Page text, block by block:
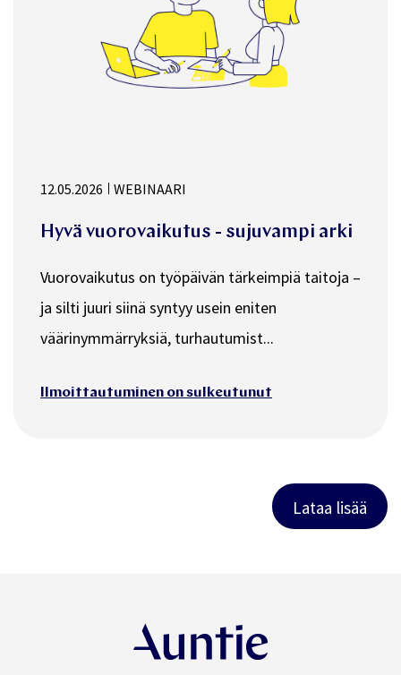
12.05.2026 WEBINAARI
Hyvä vuorovaikutus - sujuvampi arki
Vuorovaikutus on työpäivän tärkeimpiä taitoja –
ja silti juuri siinä syntyy usein eniten
väärinymmärryksiä, turhautumist...
Ilmoittautuminen on sulkeutunut
Lataa lisää